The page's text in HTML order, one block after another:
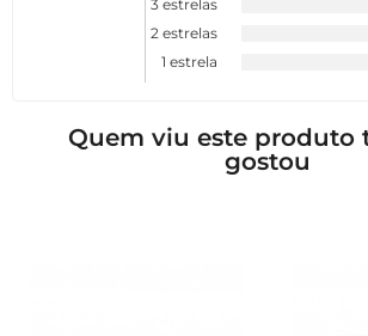
3 estrelas
2 estrelas
1 estrela
Quem viu este produto
gostou